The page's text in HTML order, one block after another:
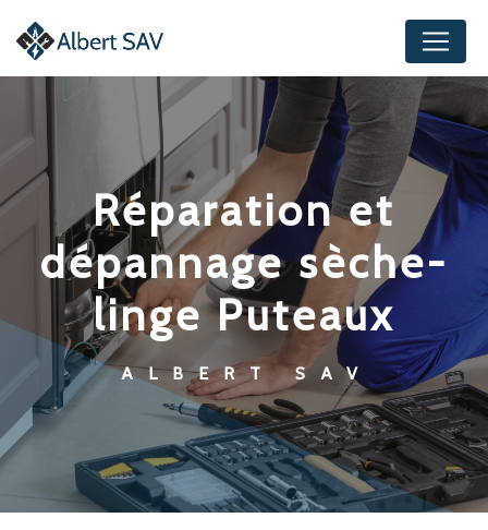
réparation et
dépannage sèche-
linge Puteaux
ALBERT SAV